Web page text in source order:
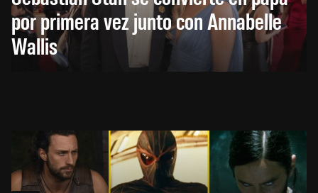
por primera vez junto con Annabelle
Wallis